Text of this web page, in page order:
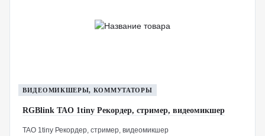
ВИДЕОМИКШЕРЫ, КОММУТАТОРЫ
RGBlink TAO 1tiny Рекордер, стример, видеомикшер
TAO 1tiny Рекордер, стример, видеомикшер